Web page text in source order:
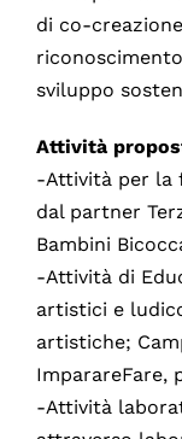
di co-
sviluppo
Attività
-Attività per la
dal partner
Bambini
-Attività di
artistici e
artistiche;
ImparareFare,
-Attività